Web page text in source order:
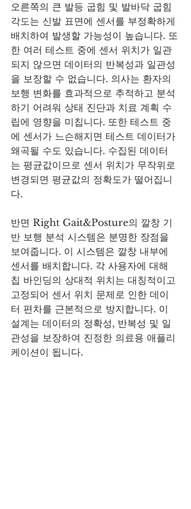
오른쪽의 큰 발등 굽힘 및 발바닥 굽힘
각도는 신발 표면에 센서를 부정확하게
배치하여 발생할 가능성이 높습니다. 또
한 여러 테스트 중에 센서 위치가 일관
되지 않으면 데이터의 반복성과 일관성
을 보장할 수 없습니다. 의사는 환자의
보행 변화를 효과적으로 추적하고 분석
하기 어려워 상태 진단과 치료 계획 수
립에 영향을 미칩니다. 또한 테스트 중
에 센서가 느슨해지면 테스트 데이터가
왜곡될 수도 있습니다. 수집된 데이터
는 평균값이므로 센서 위치가 무작위로
변경되면 평균값의 정확도가 떨어집니
다.
반면 Right Gait&Posture의 깔창 기
반 보행 분석 시스템은 분명한 장점을
보여줍니다. 이 시스템은 깔창 내부에
센서를 배치합니다. 각 사용자에 대해
칩 바인딩의 상대적 위치는 대칭적이고
고정되어 센서 위치 문제로 인한 데이
터 편차를 근본적으로 방지합니다. 이
설계는 데이터의 정확성, 반복성 및 일
관성을 보장하여 진정한 의료용 애플리
케이션이 됩니다.